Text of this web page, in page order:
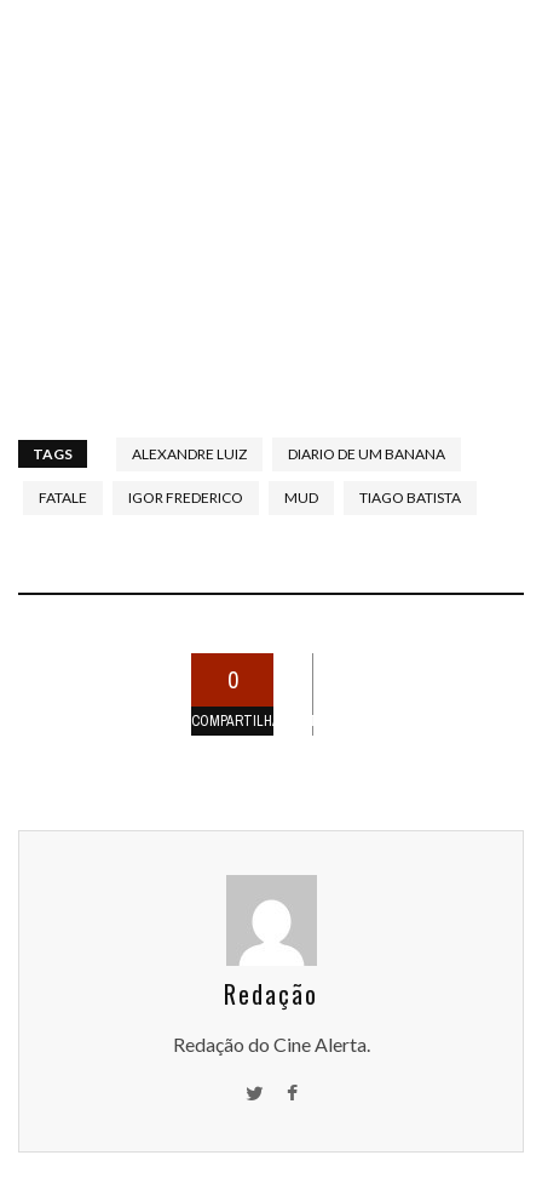
TAGS ALEXANDRE LUIZ DIARIO DE UM BANANA
FATALE IGOR FREDERICO MUD TIAGO BATISTA
0
COMPARTILHAMENTOS
Redação
Redação do Cine Alerta.